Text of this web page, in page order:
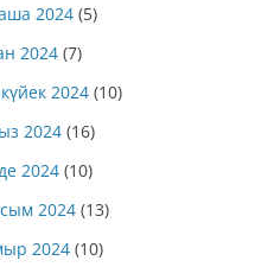
2024 (5)
2024 (7)
2024 (10)
2024 (16)
2024 (10)
2024 (13)
2024 (10)